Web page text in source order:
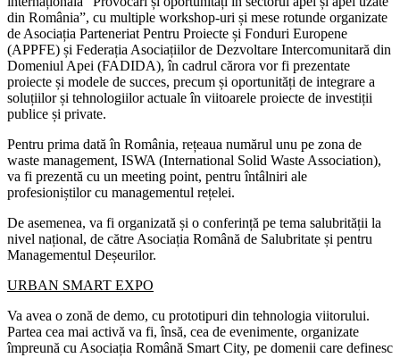
din România”, cu multiple workshop-uri și mese rotunde organizate
de Asociația Parteneriat Pentru Proiecte și Fonduri Europene
(APPFE) și Federația Asociațiilor de Dezvoltare Intercomunitară din
Domeniul Apei (FADIDA), în cadrul cărora vor fi prezentate
proiecte și modele de succes, precum și oportunități de integrare a
soluțiilor și tehnologiilor actuale în viitoarele proiecte de investiții
publice și private.
Pentru prima dată în România, rețeaua numărul unu pe zona de
waste management, ISWA (International Solid Waste Association),
va fi prezentă cu un meeting point, pentru întâlniri ale
profesioniștilor cu managementul rețelei.
De asemenea, va fi organizată și o conferință pe tema salubrității la
nivel național, de către Asociația Română de Salubritate și pentru
Managementul Deșeurilor.
URBAN SMART EXPO
Va avea o zonă de demo, cu prototipuri din tehnologia viitorului.
Partea cea mai activă va fi, însă, cea de evenimente, organizate
împreună cu Asociația Română Smart City, pe domenii care definesc